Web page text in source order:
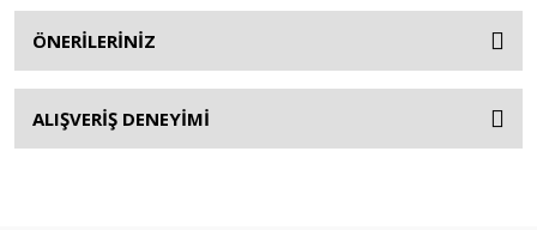
ÖNERİLERİNİZ
ALIŞVERİŞ DENEYİMİ